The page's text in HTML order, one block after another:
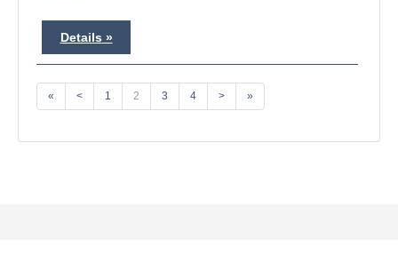
Details
« < 1 2 3 4 > »